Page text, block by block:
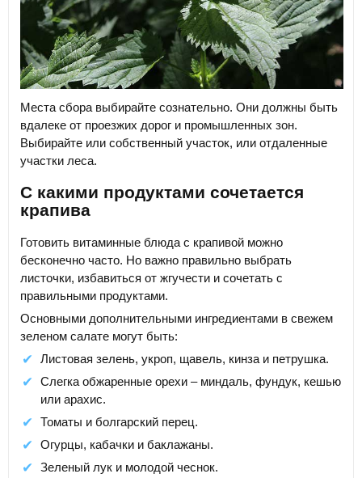
Места сбора выбирайте сознательно. Они должны быть
вдалеке от проезжих дорог и промышленных зон.
Выбирайте или собственный участок, или отдаленные
участки леса.
С какими продуктами сочетается
крапива
Готовить витаминные блюда с крапивой можно
бесконечно часто. Но важно правильно выбрать
листочки, избавиться от жгучести и сочетать с
правильными продуктами.
Основными дополнительными ингредиентами в свежем
зеленом салате могут быть:
Листовая зелень, укроп, щавель, кинза и петрушка.
Слегка обжаренные орехи – миндаль, фундук, кешью
или арахис.
Томаты и болгарский перец.
Огурцы, кабачки и баклажаны.
Зеленый лук и молодой чеснок.